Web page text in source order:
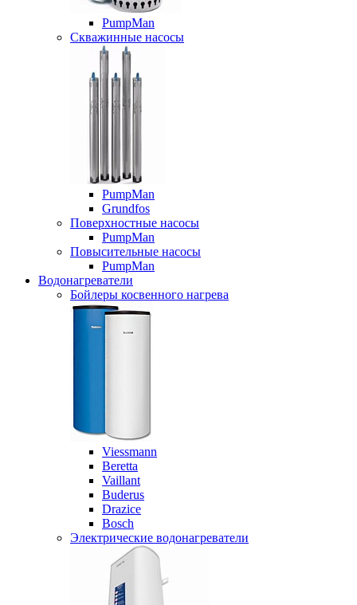
PumpMan
Скважинные насосы
PumpMan
Grundfos
Поверхностные насосы
PumpMan
Повысительные насосы
PumpMan
Водонагреватели
Бойлеры косвенного нагрева
Viessmann
Beretta
Vaillant
Buderus
Drazice
Bosch
Электрические водонагреватели